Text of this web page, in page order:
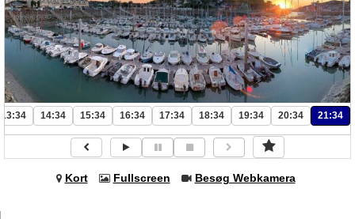
13:34 14:34 15:34 16:34 17:34 18:34 19:34 20:34 21:34
Kort Fullscreen Besøg Webkamera